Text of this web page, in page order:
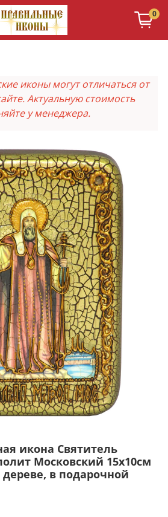
0
иконы могут отличаться от
Актуальную стоимость
у менеджера.
икона Святитель
Московский 15х10см
в подарочной